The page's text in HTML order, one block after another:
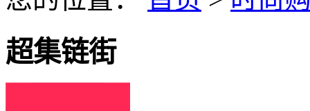
超集链街